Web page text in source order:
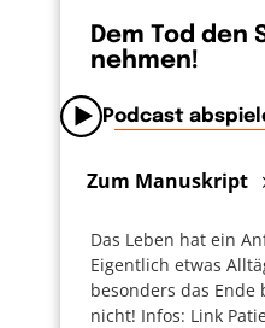
Dem Tod den
nehmen!
Podcast
Zum Manuskript
Das Leben hat ein
Eigentlich etwas
besonders das Ende
nicht! Infos: Link